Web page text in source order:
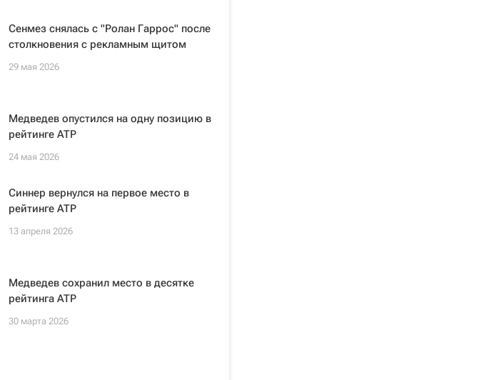
Сенмез снялась с "Ролан Гаррос" после
столкновения с рекламным щитом
29 мая 2026
Медведев опустился на одну позицию в
рейтинге ATP
24 мая 2026
Синнер вернулся на первое место в
рейтинге ATP
13 апреля 2026
Медведев сохранил место в десятке
рейтинга ATP
30 марта 2026